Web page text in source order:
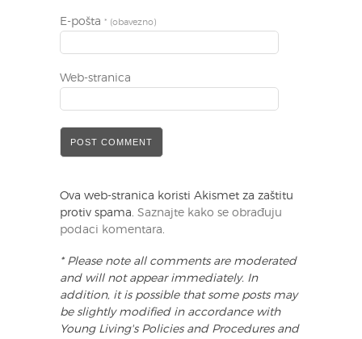
E-pošta * (obavezno)
Web-stranica
Ova web-stranica koristi Akismet za zaštitu
protiv spama. Saznajte kako se obrađuju
podaci komentara.
* Please note all comments are moderated
and will not appear immediately. In
addition, it is possible that some posts may
be slightly modified in accordance with
Young Living's Policies and Procedures and